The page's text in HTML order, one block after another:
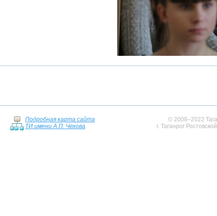
Подробная карта сайта
ТИ имени А.П. Чехова
© 2008–2022
г. Таганрог